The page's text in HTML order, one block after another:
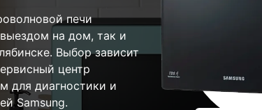
печи
выездом на дом, так и
Выбор зависит
центр
для диагностики и
Samsung.